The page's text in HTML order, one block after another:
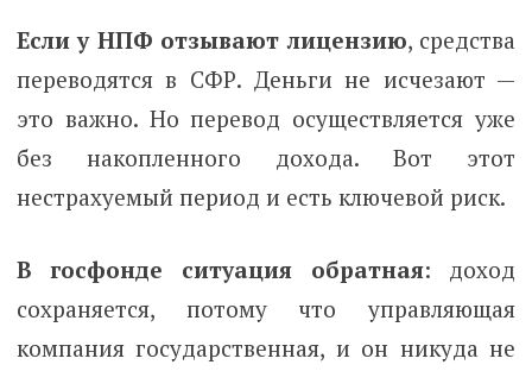
Если у НПФ отзывают лицензию, средства
переводятся в СФР. Деньги не исчезают —
это важно. Но перевод осуществляется уже
без накопленного дохода. Вот этот
нестрахуемый период и есть ключевой риск.
В госфонде ситуация обратная: доход
сохраняется, потому что управляющая
компания государственная, и он никуда не